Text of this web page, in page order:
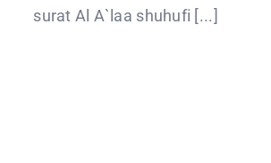
surat Al A`laa shuhufi [...]